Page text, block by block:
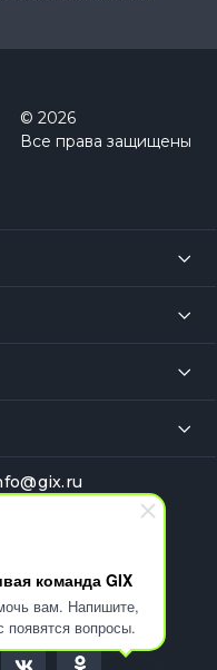
команда GIX
вам. Напишите,
появятся вопросы.
© 2026
Все права защищены